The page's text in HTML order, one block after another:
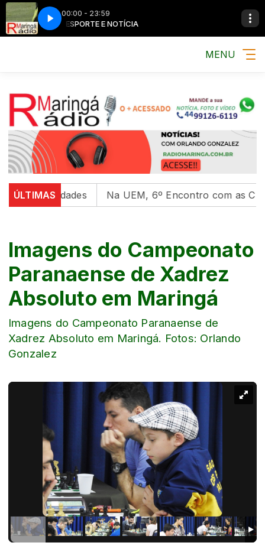
00:00 - 23:59
MÚSICA, ESPORTE E NOTÍCIA MÚSICA,
MENU
ÚLTIMAS Na UEM, 6º Encontro com as
Imagens do Campeonato
Paranaense de Xadrez
Absoluto em Maringá
Imagens do Campeonato Paranaense de
Xadrez Absoluto em Maringá. Fotos: Orlando
Gonzalez